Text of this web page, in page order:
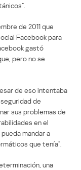
de 2011 que
Facebook para
gastó
pero no se
de eso intentaba
de
sus problemas de
en el
mandar a
que tenía”.
una